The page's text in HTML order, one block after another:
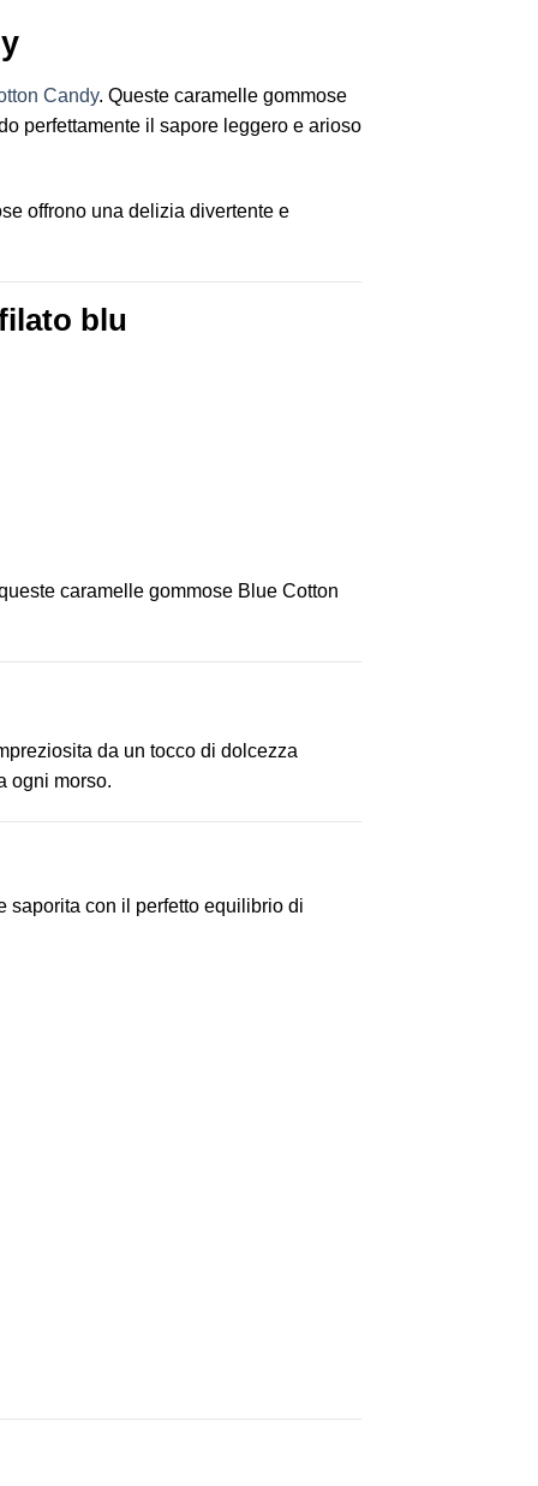
Candy. Queste caramelle gommose
perfettamente il sapore leggero e arioso
offrono una delizia divertente e
blu
caramelle gommose Blue Cotton
da un tocco di dolcezza
ogni morso.
saporita con il perfetto equilibrio di